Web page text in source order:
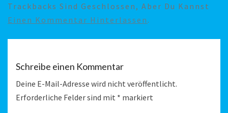
Trackbacks Sind Geschlossen, Aber Du Kannst
Einen Kommentar Hinterlassen .
Schreibe einen Kommentar
Deine E-Mail-Adresse wird nicht veröffentlicht.
Erforderliche Felder sind mit * markiert